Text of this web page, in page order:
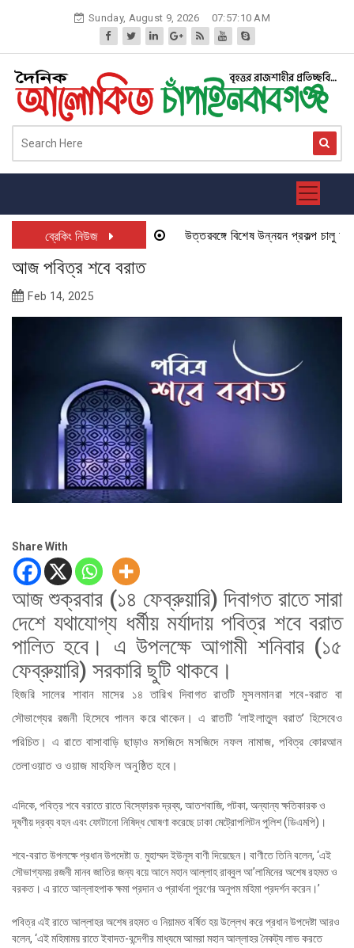
Sunday, August 9, 2026 07:57:10 AM
ব্রেকিং নিউজ উত্তরবঙ্গে বিশেষ উন্নয়ন প্রকল্প চালু হতে
আজ পবিত্র শবে বরাত
Feb 14, 2025
Share With
আজ শুক্রবার (১৪ ফেব্রুয়ারি) দিবাগত রাতে সারা
দেশে যথাযোগ্য ধর্মীয় মর্যাদায় পবিত্র শবে বরাত
পালিত হবে। এ উপলক্ষে আগামী শনিবার (১৫
ফেব্রুয়ারি) সরকারি ছুটি থাকবে।
হিজরি সালের শাবান মাসের ১৪ তারিখ দিবাগত রাতটি মুসলমানরা শবে-বরাত বা
সৌভাগ্যের রজনী হিসেবে পালন করে থাকেন। এ রাতটি ‘লাইলাতুল বরাত’ হিসেবেও
পরিচিত। এ রাতে বাসাবাড়ি ছাড়াও মসজিদে মসজিদে নফল নামাজ, পবিত্র কোরআন
তেলাওয়াত ও ওয়াজ মাহফিল অনুষ্ঠিত হবে।
এদিকে, পবিত্র শবে বরাতে রাতে বিস্ফোরক দ্রব্য, আতশবাজি, পটকা, অন্যান্য ক্ষতিকারক ও
দূষণীয় দ্রব্য বহন এবং ফোটানো নিষিদ্ধ ঘোষণা করেছে ঢাকা মেট্রোপলিটন পুলিশ (ডিএমপি)।
শবে-বরাত উপলক্ষে প্রধান উপদেষ্টা ড. মুহাম্মদ ইউনূস বাণী দিয়েছেন। বাণীতে তিনি বলেন, ‘এই
সৌভাগ্যময় রজনী মানব জাতির জন্য বয়ে আনে মহান আল্লাহ রাব্বুল আ’লামিনের অশেষ রহমত ও
বরকত। এ রাতে আল্লাহপাক ক্ষমা প্রদান ও প্রার্থনা পূরণের অনুপম মহিমা প্রদর্শন করেন।’
পবিত্র এই রাতে আল্লাহর অশেষ রহমত ও নিয়ামত বর্ষিত হয় উল্লেখ করে প্রধান উপদেষ্টা আরও
বলেন, ‘এই মহিমাময় রাতে ইবাদত-বন্দেগীর মাধ্যমে আমরা মহান আল্লাহর নৈকট্য লাভ করতে